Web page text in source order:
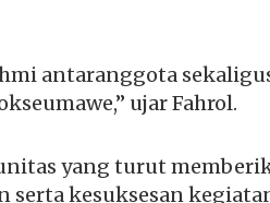
antaranggota
ujar Fahrol.
yang turut
serta kesuksesan